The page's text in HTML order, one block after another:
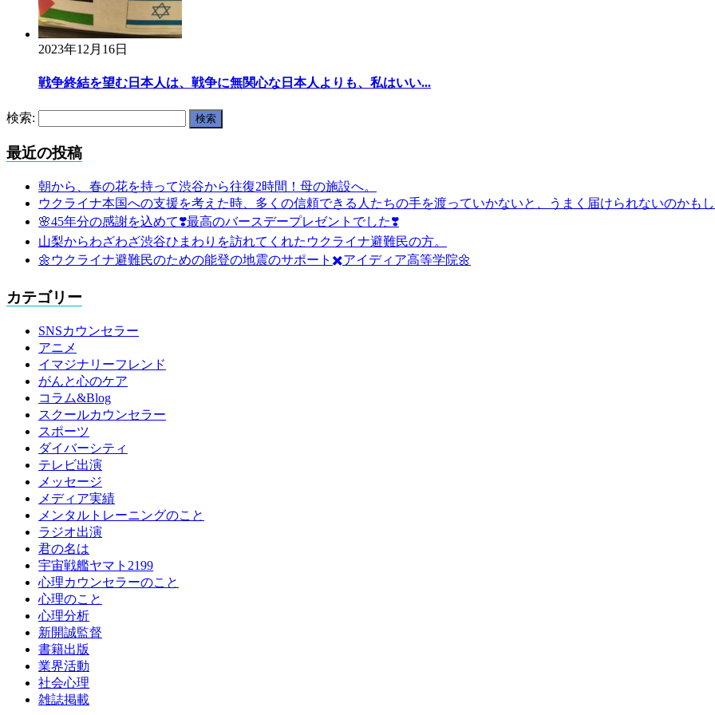
2023年12月16日
戦争終結を望む日本人は、戦争に無関心な日本人よりも、私はいい...
検索:
最近の投稿
朝から、春の花を持って渋谷から往復2時間！母の施設へ。
ウクライナ本国への支援を考えた時、多くの信頼できる人たちの手を渡っていかないと、うまく届けられないのかもし
🌸45年分の感謝を込めて❣️最高のバースデープレゼントでした❣️
山梨からわざわざ渋谷ひまわりを訪れてくれたウクライナ避難民の方。
🌼ウクライナ避難民のための能登の地震のサポート✖️アイディア高等学院🌼
カテゴリー
SNSカウンセラー
アニメ
イマジナリーフレンド
がんと心のケア
コラム&Blog
スクールカウンセラー
スポーツ
ダイバーシティ
テレビ出演
メッセージ
メディア実績
メンタルトレーニングのこと
ラジオ出演
君の名は
宇宙戦艦ヤマト2199
心理カウンセラーのこと
心理のこと
心理分析
新開誠監督
書籍出版
業界活動
社会心理
雑誌掲載